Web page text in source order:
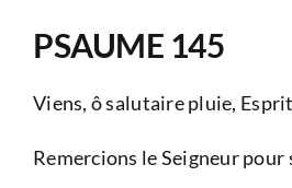
PSAUME 145
Viens, ô salutaire pluie,
Remercions le Seigneur